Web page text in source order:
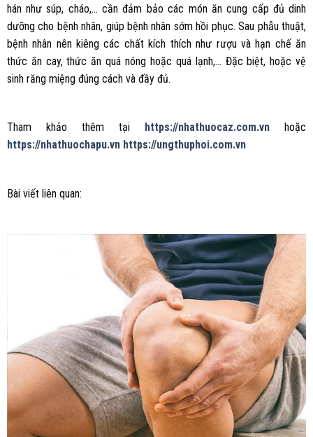
hán như súp, cháo,… cần đảm bảo các món ăn cung cấp đủ dinh
dưỡng cho bệnh nhân, giúp bệnh nhân sớm hồi phục. Sau phẫu thuật,
bệnh nhân nên kiêng các chất kích thích như rượu và hạn chế ăn
thức ăn cay, thức ăn quá nóng hoặc quá lạnh,… Đặc biệt, hoặc vệ
sinh răng miệng đúng cách và đầy đủ.
Tham khảo thêm tại https://nhathuocaz.com.vn hoặc
https://nhathuochapu.vn https://ungthuphoi.com.vn
Bài viết liên quan: